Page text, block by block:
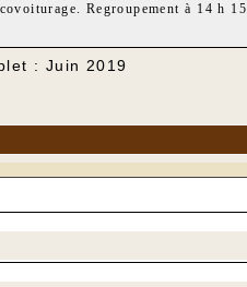
Regroupement à 14 h
: Juin 2019